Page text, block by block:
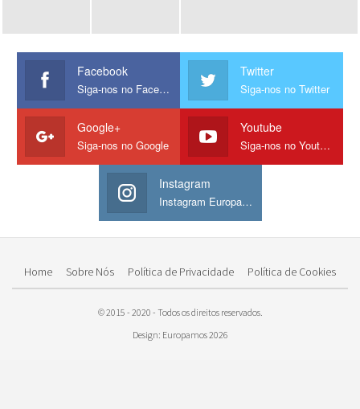
Facebook
Siga-nos no Facebook
Twitter
Siga-nos no Twitter
Google+
Siga-nos no Google
Youtube
Siga-nos no Youtube
Instagram
Instagram Europamos
Home Sobre Nós Política de Privacidade Política de Cookies
© 2015 - 2020 - Todos os direitos reservados.
Design: Europamos 2026